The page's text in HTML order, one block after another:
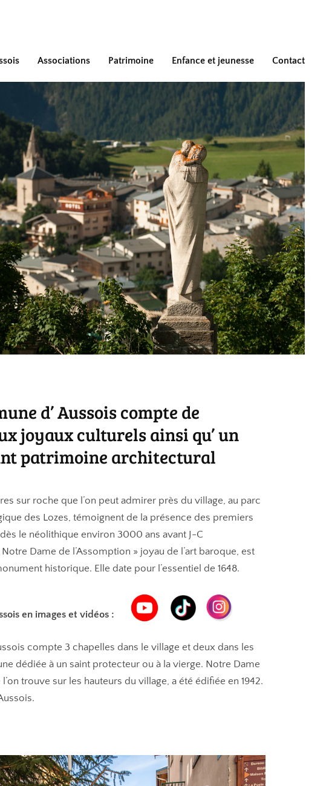
Associations Patrimoine Enfance et jeunesse Contact
d’ Aussois compte de
joyaux culturels ainsi qu’ un
patrimoine architectural
sur roche que l’on peut admirer près du village, au parc
des Lozes, témoignent de la présence des premiers
le néolithique environ 3000 ans avant J-C
Notre Dame de l’Assomption » joyau de l’art baroque, est
historique. Elle date pour l’essentiel de 1648.
en images et vidéos :
compte 3 chapelles dans le village et deux dans les
dédiée à un saint protecteur ou à la vierge. Notre Dame
l’on trouve sur les hauteurs du village, a été édifiée en 1942.